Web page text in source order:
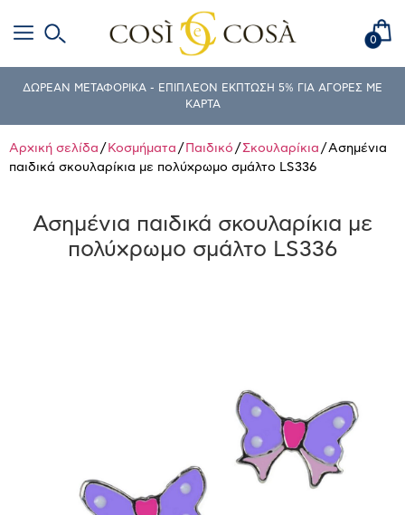
0
ΔΩΡΕΑΝ ΜΕΤΑΦΟΡΙΚΑ - ΕΠΙΠΛΕΟΝ ΕΚΠΤΩΣΗ 5% ΓΙΑ ΑΓΟΡΕΣ ΜΕ
ΚΑΡΤΑ
Αρχική σελίδα / Κοσμήματα / Παιδικό /Σκουλαρίκια / Ασημένια
παιδικά σκουλαρίκια με πολύχρωμο σμάλτο LS336
Ασημένια παιδικά σκουλαρίκια με
πολύχρωμο σμάλτο LS336